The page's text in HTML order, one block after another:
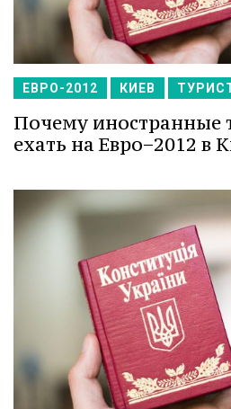
ЕВРО-2012 КИЕВ
Почему иностранные
ехать на Евро−2012 в